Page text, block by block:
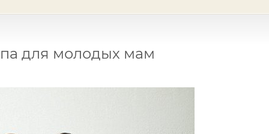
для молодых мам